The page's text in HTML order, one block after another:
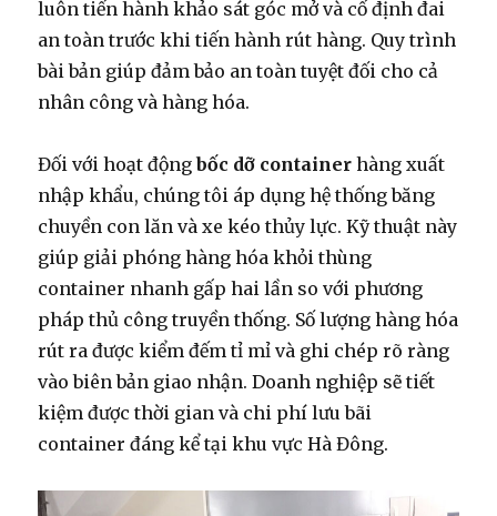
luôn tiến hành khảo sát góc mở và cố định đai
an toàn trước khi tiến hành rút hàng. Quy trình
bài bản giúp đảm bảo an toàn tuyệt đối cho cả
nhân công và hàng hóa.
Đối với hoạt độngbốc dỡ container hàng xuất
nhập khẩu, chúng tôi áp dụng hệ thống băng
chuyền con lăn và xe kéo thủy lực. Kỹ thuật này
giúp giải phóng hàng hóa khỏi thùng
container nhanh gấp hai lần so với phương
pháp thủ công truyền thống. Số lượng hàng hóa
rút ra được kiểm đếm tỉ mỉ và ghi chép rõ ràng
vào biên bản giao nhận. Doanh nghiệp sẽ tiết
kiệm được thời gian và chi phí lưu bãi
container đáng kể tại khu vực Hà Đông.